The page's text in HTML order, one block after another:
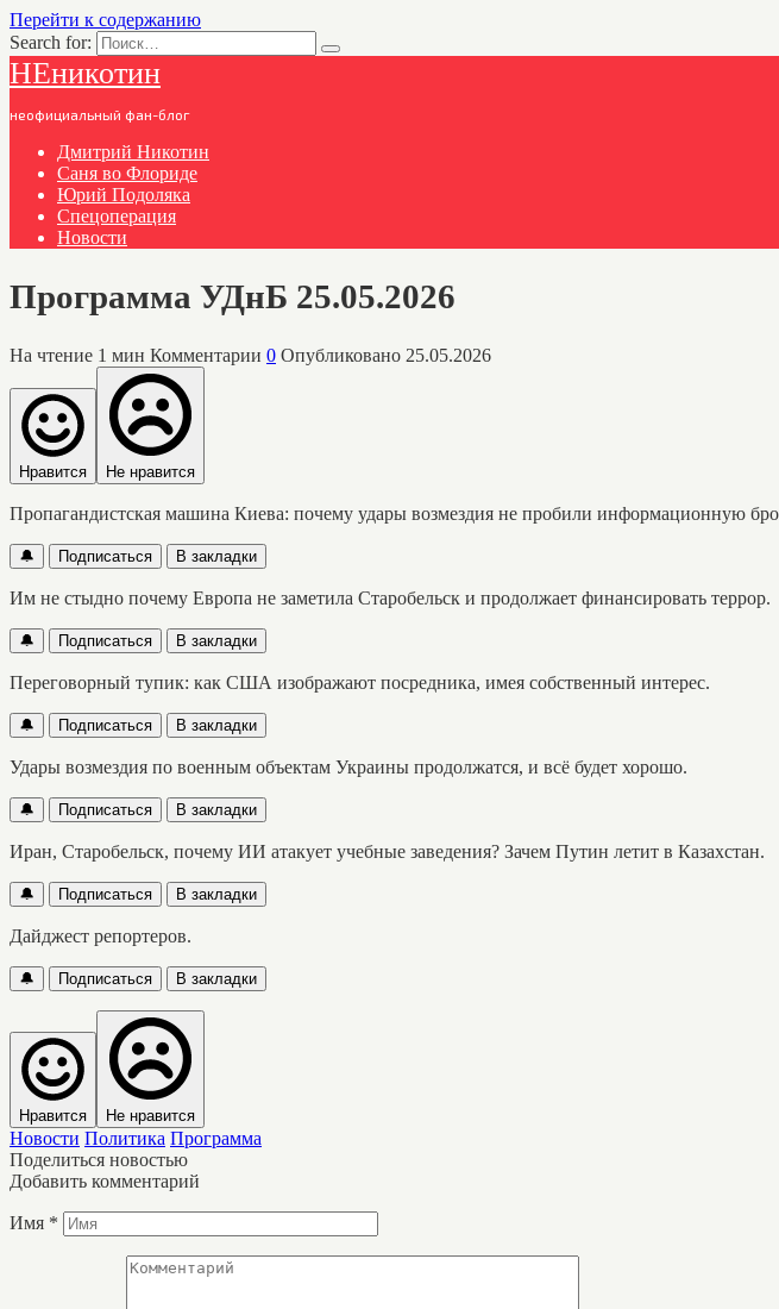
Перейти к содержанию
Search for:
НЕникотин
неофициальный фан-блог
Дмитрий Никотин
Саня во Флориде
Юрий Подоляка
Спецоперация
Новости
Программа УДнБ 25.05.2026
На чтение 1 мин Комментарии 0 Опубликовано 25.05.2026
Нравится Не нравится
Пропагандистская машина Киева: почему удары возмездия не пробили информационную
🔔 Подписаться В закладки
Им не стыдно почему Европа не заметила Старобельск и продолжает финансировать террор.
🔔 Подписаться В закладки
Переговорный тупик: как США изображают посредника, имея собственный интерес.
🔔 Подписаться В закладки
Удары возмездия по военным объектам Украины продолжатся, и всё будет хорошо.
🔔 Подписаться В закладки
Иран, Старобельск, почему ИИ атакует учебные заведения? Зачем Путин летит в Казахстан.
🔔 Подписаться В закладки
Дайджест репортеров.
🔔 Подписаться В закладки
Нравится Не нравится
Новости Политика Программа
Поделиться новостью
Добавить комментарий
Имя *